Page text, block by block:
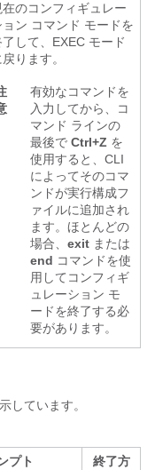
在のコンフィギュレー
ョン コマンド モードを
了して、EXEC モード
ります。
有効なコマンドを
入力してから、コ
マンド ラインの
最後で Ctrl+Z を
使用すると、CLI
によってそのコマ
ンドが実行構成フ
ァイルに追加され
ます。ほとんどの
場合、 exit または
end コマンドを使
用してコンフィギ
ュレーション モ
ードを終了する必
要があります。
しています。
プト
終了方